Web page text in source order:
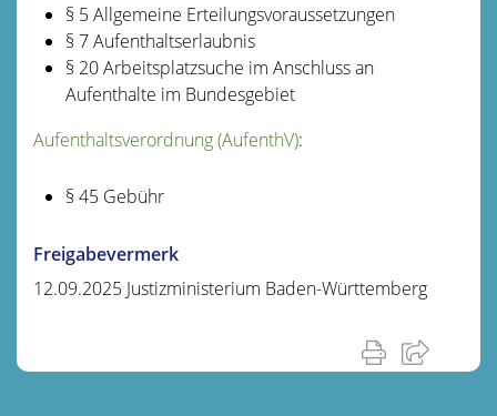
§ 5 Allgemeine Erteilungsvoraussetzungen
§ 7 Aufenthaltserlaubnis
§ 20 Arbeitsplatzsuche im Anschluss an
Aufenthalte im Bundesgebiet
Aufenthaltsverordnung (AufenthV):
§ 45 Gebühr
Freigabevermerk
12.09.2025 Justizministerium Baden-Württemberg